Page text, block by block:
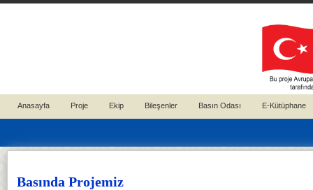
Anasayfa Proje Ekip Bileşenler Basın Odası E-Kütüphane
Basında Projemiz